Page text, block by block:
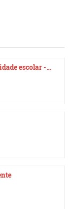
escolar -…